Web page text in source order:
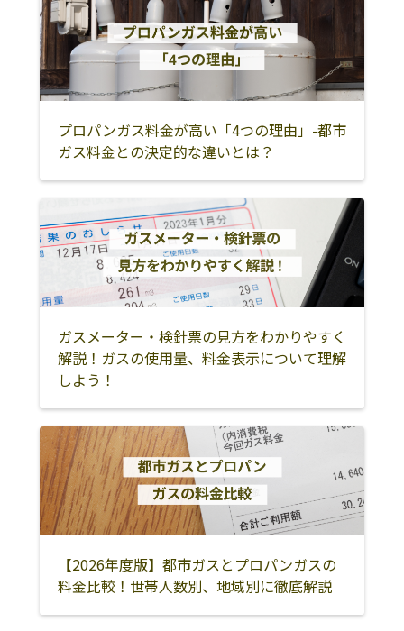
プロパンガス料金が高い「4つの理由」-都市
ガス料金との決定的な違いとは？
ガスメーター・検針票の見方をわかりやすく
解説！ガスの使用量、料金表示について理解
しよう！
【2026年度版】都市ガスとプロパンガスの
料金比較！世帯人数別、地域別に徹底解説